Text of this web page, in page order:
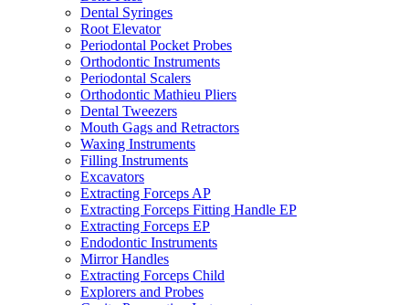
Dental Syringes
Root Elevator
Periodontal Pocket Probes
Orthodontic Instruments
Periodontal Scalers
Orthodontic Mathieu Pliers
Dental Tweezers
Mouth Gags and Retractors
Waxing Instruments
Filling Instruments
Excavators
Extracting Forceps AP
Extracting Forceps Fitting Handle EP
Extracting Forceps EP
Endodontic Instruments
Mirror Handles
Extracting Forceps Child
Explorers and Probes